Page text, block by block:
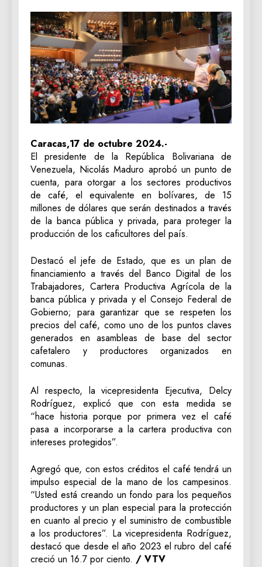
Caracas,17 de octubre 2024.-
El presidente de la República Bolivariana de
Venezuela, Nicolás Maduro aprobó un punto de
cuenta, para otorgar a los sectores productivos
de café, el equivalente en bolívares, de 15
millones de dólares que serán destinados a través
de la banca pública y privada, para proteger la
producción de los caficultores del país.
Destacó el jefe de Estado, que es un plan de
financiamiento a través del Banco Digital de los
Trabajadores, Cartera Productiva Agrícola de la
banca pública y privada y el Consejo Federal de
Gobierno; para garantizar que se respeten los
precios del café, como uno de los puntos claves
generados en asambleas de base del sector
cafetalero y productores organizados en
comunas.
Al respecto, la vicepresidenta Ejecutiva, Delcy
Rodríguez, explicó que con esta medida se
“hace historia porque por primera vez el café
pasa a incorporarse a la cartera productiva con
intereses protegidos”.
Agregó que, con estos créditos el café tendrá un
impulso especial de la mano de los campesinos.
“Usted está creando un fondo para los pequeños
productores y un plan especial para la protección
en cuanto al precio y el suministro de combustible
a los productores”. La vicepresidenta Rodríguez,
destacó que desde el año 2023 el rubro del café
creció un 16.7 por ciento. / VTV